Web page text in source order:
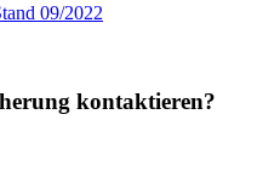
09/2022
kontaktieren?